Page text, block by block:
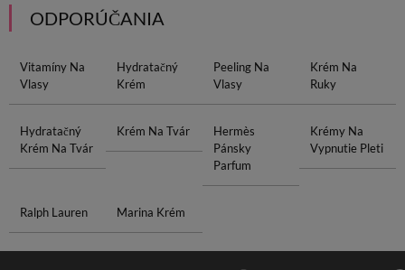
ODPORÚČANIA
Vitamíny Na
Vlasy
Hydratačný
Krém
Peeling Na
Vlasy
Krém Na
Ruky
Hydratačný
Krém Na Tvár
Krém Na Tvár
Hermès
Pánsky
Parfum
Krémy Na
Vypnutie Pleti
Ralph Lauren Marina Krém